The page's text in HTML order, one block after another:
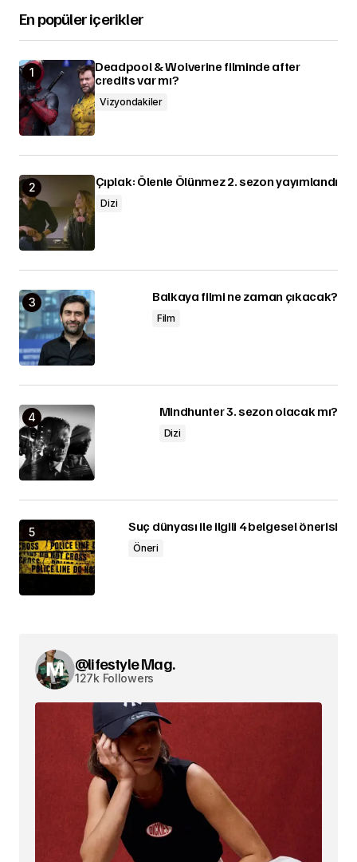
En popüler içerikler
Deadpool & Wolverine filminde after
credits var mı?
Vizyondakiler
Çıplak: Ölenle Ölünmez 2. sezon yayımlandı
Dizi
Balkaya filmi ne zaman çıkacak?
Film
Mindhunter 3. sezon olacak mı?
Dizi
Suç dünyası ile ilgili 4 belgesel önerisi
Öneri
@lifestyle Mag.
127k Followers